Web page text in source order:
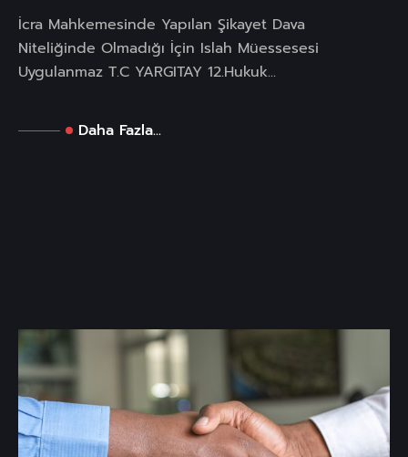
İcra Mahkemesinde Yapılan Şikayet Dava
Niteliğinde Olmadığı İçin Islah Müessesesi
Uygulanmaz T.C YARGITAY 12.Hukuk...
Daha Fazla...